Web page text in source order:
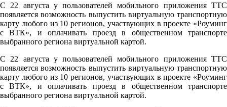
С 22 августа у пользователей мобильного приложения ТТС
появляется возможность выпустить виртуальную транспортную
карту любого из 10 регионов, участвующих в проекте «Роуминг
с ВТК», и оплачивать проезд в общественном транспорте
выбранного региона виртуальной картой.
С 22 августа у пользователей мобильного приложения ТТС
появляется возможность выпустить виртуальную транспортную
карту любого из 10 регионов, участвующих в проекте «Роуминг
с ВТК», и оплачивать проезд в общественном транспорте
выбранного региона виртуальной картой.